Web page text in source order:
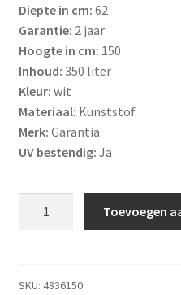
Diepte in cm: 62
Garantie: 2 jaar
Hoogte in cm: 150
Inhoud: 350 liter
Kleur: wit
Materiaal: Kunststof
Merk: Garantia
UV bestendig: Ja
liter
Toevoegen
SKU: 4836150